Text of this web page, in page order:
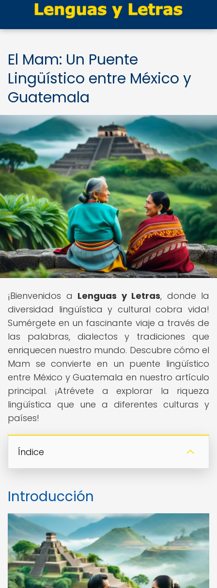
El Mam: Un Puente
Lingüístico entre México y
Guatemala
¡Bienvenidos a Lenguas y Letras, donde la
diversidad lingüística y cultural cobra vida!
Sumérgete en un fascinante viaje a través de
las palabras, dialectos y tradiciones que
enriquecen nuestro mundo. Descubre cómo el
Mam se convierte en un puente lingüístico
entre México y Guatemala en nuestro artículo
principal. ¡Atrévete a explorar la riqueza
lingüística que une a diferentes culturas y
países!
Índice
Introducción